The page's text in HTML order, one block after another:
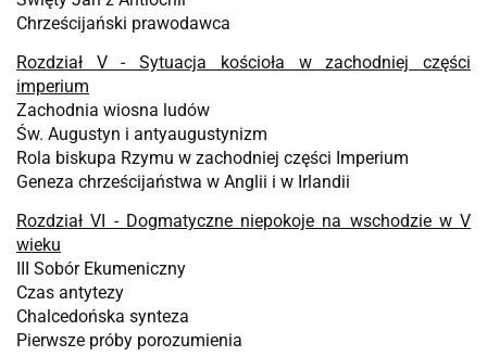
Chrześcijański prawodawca
Rozdział V - Sytuacja kościoła w zachodniej części
imperium
Zachodnia wiosna ludów
Św. Augustyn i antyaugustynizm
Rola biskupa Rzymu w zachodniej części Imperium
Geneza chrześcijaństwa w Anglii i w Irlandii
Rozdział VI - Dogmatyczne niepokoje na wschodzie w V
wieku
III Sobór Ekumeniczny
Czas antytezy
Chalcedońska synteza
Pierwsze próby porozumienia